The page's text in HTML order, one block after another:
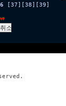
[37] [38] [39]